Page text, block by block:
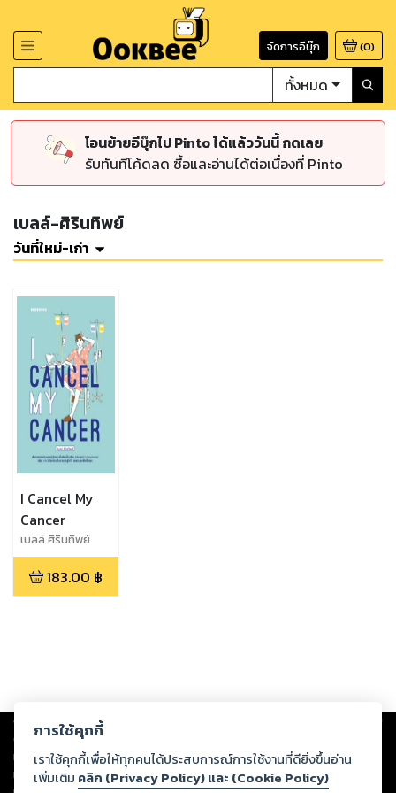
จัดการอีบุ๊ก (0)
ทั้งหมด
โอนย้ายอีบุ๊กไป Pinto ได้แล้ววันนี้ กดเลย
รับทันทีโค้ดลด ซื้อและอ่านได้ต่อเนื่องที่ Pinto
เบลล์-ศิรินทิพย์
วันที่ใหม่-เก่า
I Cancel My
Cancer
เบลล์ ศิรินทิพย์
183.00 ฿
Copyright © 2026
ต่อผลงานหรือเนื้อหาใดที่อัปโหลดผ่านเว็บไซต์และปรากฏว่าละเมิดสิทธิใน
ทรัพย์สินทางปัญญาของบุคคลอื่นหรือขัดต่อกฎหมายและศีลธรรม ดังนั้น ผู้อ่าน
ทุกท่านโปรดใช้วิจารณญาณในการกลั่นกรองด้วยตนเอง และหากท่านพบว่าส่วน
การใช้คุกกี้
เราใช้คุกกี้เพื่อให้ทุกคนได้ประสบการณ์การใช้งานที่ดียิ่งขึ้นอ่าน
เพิ่มเติม คลิก (Privacy Policy) และ (Cookie Policy)